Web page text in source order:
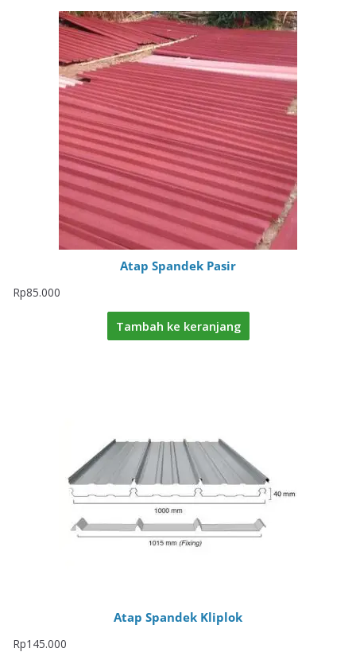
Atap Spandek Pasir
Rp85.000
Tambah ke keranjang
Atap Spandek Kliplok
Rp145.000